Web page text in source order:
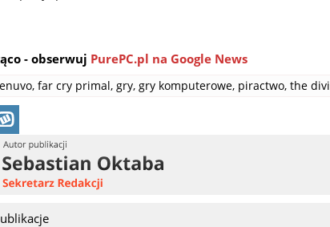
- obserwuj PurePC.pl na Google News
, far cry primal, gry, gry komputerowe, piractwo, the